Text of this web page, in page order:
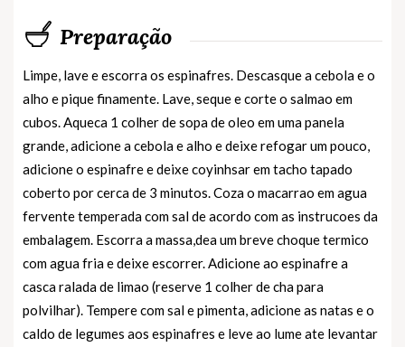
Preparação
Limpe, lave e escorra os espinafres. Descasque a cebola e o
alho e pique finamente. Lave, seque e corte o salmao em
cubos. Aqueca 1 colher de sopa de oleo em uma panela
grande, adicione a cebola e alho e deixe refogar um pouco,
adicione o espinafre e deixe coyinhsar em tacho tapado
coberto por cerca de 3 minutos. Coza o macarrao em agua
fervente temperada com sal de acordo com as instrucoes da
embalagem. Escorra a massa,dea um breve choque termico
com agua fria e deixe escorrer. Adicione ao espinafre a
casca ralada de limao (reserve 1 colher de cha para
polvilhar). Tempere com sal e pimenta, adicione as natas e o
caldo de legumes aos espinafres e leve ao lume ate levantar